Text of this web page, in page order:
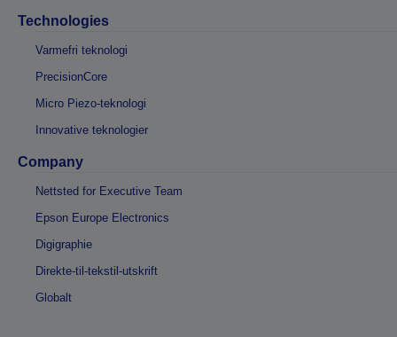
Technologies
Varmefri teknologi
PrecisionCore
Micro Piezo-teknologi
Innovative teknologier
Company
Nettsted for Executive Team
Epson Europe Electronics
Digigraphie
Direkte-til-tekstil-utskrift
Globalt